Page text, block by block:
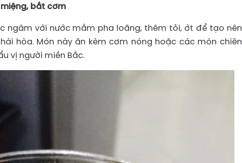
bắt cơm
ngâm với nước mắm pha loãng, thêm tỏi, ớt để tạo nên
hòa. Món này ăn kèm cơm nóng hoặc các món chiên
vị người miền Bắc.